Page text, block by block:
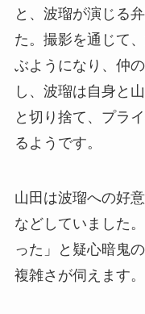
と、波瑠が演じる
た。撮影を通じて
ぶようになり、仲
し、波瑠は自身と
と切り捨て、プラ
るようです。
山田は波瑠への好
などしていました
った」と疑心暗鬼
複雑さが伺えます。